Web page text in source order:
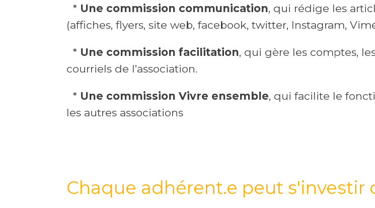
* Une commission communication, qui rédige les
(affiches, flyers, site web, facebook, twitter, Instagram,
* Une commission facilitation, qui gère les comptes,
courriels de l’association.
* Une commission Vivre ensemble, qui facilite le
les autres associations
Chaque adhérent.e peut s'investir